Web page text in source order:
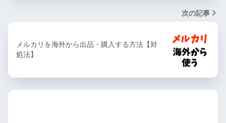
次の記事
メルカリを海外から出品・購入する方法【対
処法】